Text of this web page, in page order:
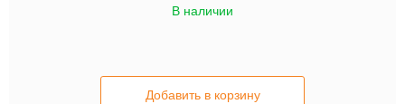
В наличии
Добавить в корзину